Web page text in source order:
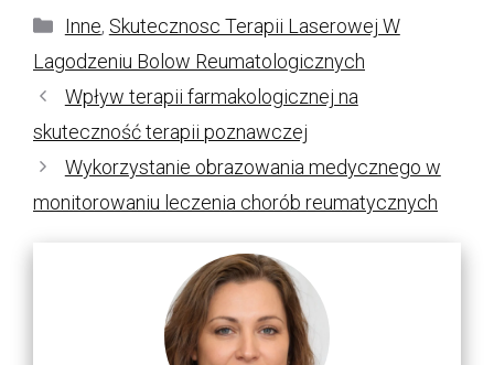
Kategorie
Inne, Skutecznosc Terapii Laserowej W
Lagodzeniu Bolow Reumatologicznych
Wpływ terapii farmakologicznej na
skuteczność terapii poznawczej
Wykorzystanie obrazowania medycznego w
monitorowaniu leczenia chorób reumatycznych